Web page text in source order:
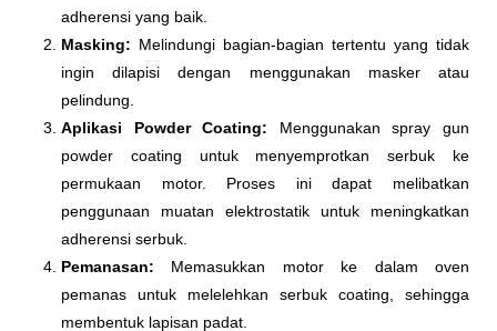
adherensi yang baik.
Masking: Melindungi bagian-bagian tertentu yang tidak
ingin dilapisi dengan menggunakan masker atau
pelindung.
Aplikasi Powder Coating: Menggunakan spray gun
powder coating untuk menyemprotkan serbuk ke
permukaan motor. Proses ini dapat melibatkan
penggunaan muatan elektrostatik untuk meningkatkan
adherensi serbuk.
Pemanasan: Memasukkan motor ke dalam oven
pemanas untuk melelehkan serbuk coating, sehingga
membentuk lapisan padat.